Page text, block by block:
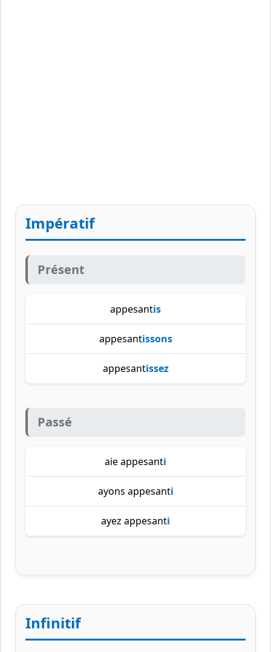
Impératif
Présent
appesantis
appesantissons
appesantissez
Passé
aie appesanti
ayons appesanti
ayez appesanti
Infinitif